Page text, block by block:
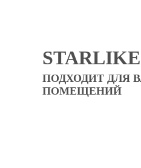
STARLIKE
ПОДХОДИТ ДЛЯ
ПОМЕЩЕНИЙ